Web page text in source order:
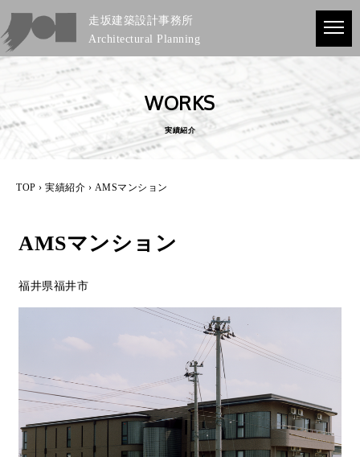
走坂建築設計事務所
Architectural Planning
WORKS
実績紹介
TOP ›実績紹介 › AMSマンション
AMSマンション
福井県福井市